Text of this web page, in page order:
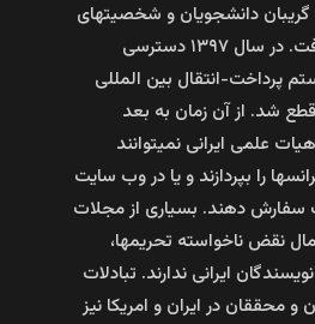
دانشجویان و شخصیتهای
علمی ایرانی را هم گرفت. در سال ۱۳۹۷ دسترسی
پرداخت-انتقال بین المللی
شد. از آن زمان به بعد
علمی ایرانی نمیتوانند
را بپردازند و یا در وب سایت
سفارش دهند. بسیاری از مجلات
نقض ناخواسته تحریمها،
ایرانی ندارند. تبادلات
محققان در ایران و امریکا نیز